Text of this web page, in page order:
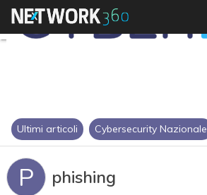
Ultimi articoli Cybersecurity Nazionale
P phishing